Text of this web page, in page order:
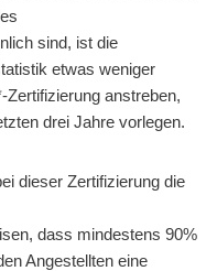
sind, ist die
etwas weniger
anstreben,
drei Jahre vorlegen.
dieser Zertifizierung die
dass mindestens 90%
Angestellten eine